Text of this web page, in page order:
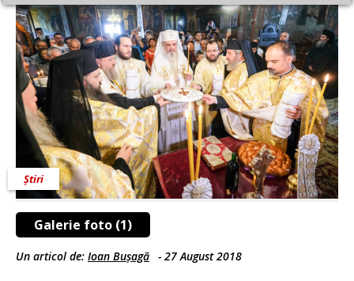
Galerie foto (1)
Știri
Un articol de: Ioan Bușagă - 27 August 2018